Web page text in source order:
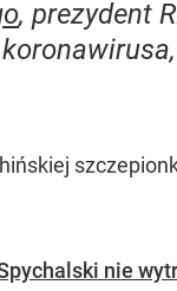
, prezydent
nie